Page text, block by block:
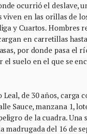
ocurrió el deslave,
viven en las orillas de
y Cuartos. Hombres
en carretillas
por donde pasa el
el suelo en el que se
de 30 años, carga
Sauce, manzana 1,
de la cuadra. Una
madrugada del 16 de